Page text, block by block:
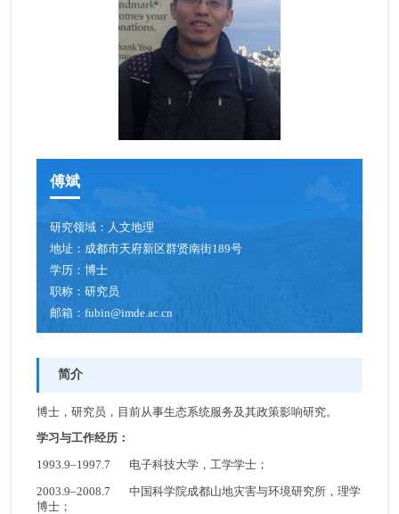
研究员/正高级工程师
项目研究员
副研究员/高级工程师
傅斌
研究领域： 人文地理
地址： 成都市天府新区群贤南街189号
学历：博士
职称：研究员
邮箱：fubin@imde.ac.cn
简介
博士，研究员，目前从事生态系统服务及其政策影响研究。
学习与工作经历：
1993.9–1997.7 电子科技大学，工学学士；
2003.9–2008.7 中国科学院成都山地灾害与环境研究所，理学
博士；